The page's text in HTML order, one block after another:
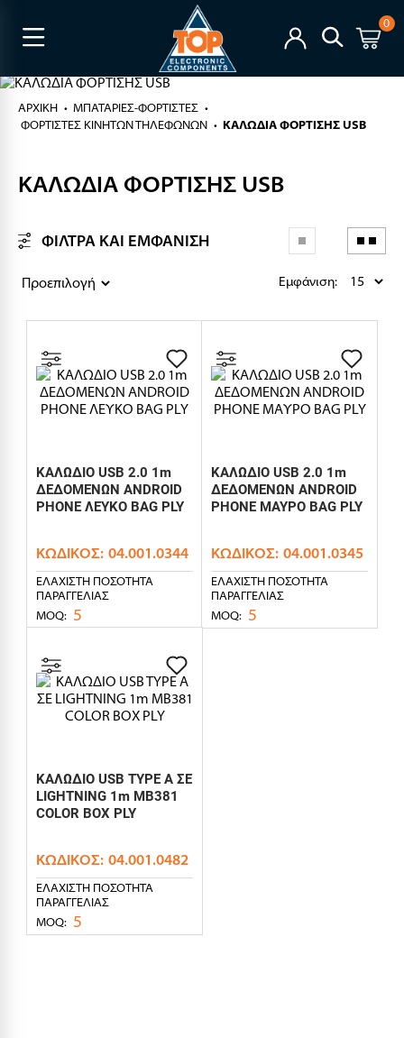
0
ΑΡΧΙΚΉ
ΜΠΑΤΑΡΙΕΣ-ΦΟΡΤΙΣΤΕΣ
ΦΟΡΤΙΣΤΕΣ ΚΙΝΗΤΩΝ ΤΗΛΕΦΩΝΩΝ
ΚΑΛΩΔΙΑ ΦΟΡΤΙΣΗΣ USB
ΚΑΛΩΔΙΑ ΦΟΡΤΙΣΗΣ USB
ΦΙΛΤΡΑ ΚΑΙ ΕΜΦΑΝΙΣΗ
Εμφάνιση:
ΚΑΛΩΔΙΟ USB 2.0 1m
ΔΕΔΟΜΕΝΩΝ ANDROID
PHONE ΛΕΥΚΟ BAG PLY
ΚΩΔΙΚΌΣ: 04.001.0344
ΕΛΆΧΙΣΤΗ ΠΟΣΌΤΗΤΑ
ΠΑΡΑΓΓΕΛΊΑΣ
MOQ: 5
ΚΑΛΩΔΙΟ USB 2.0 1m
ΔΕΔΟΜΕΝΩΝ ANDROID
PHONE ΜΑΥΡΟ BAG PLY
ΚΩΔΙΚΌΣ: 04.001.0345
ΕΛΆΧΙΣΤΗ ΠΟΣΌΤΗΤΑ
ΠΑΡΑΓΓΕΛΊΑΣ
MOQ: 5
ΚΑΛΩΔΙΟ USB TYPE A ΣΕ
LIGHTNING 1m MB381
COLOR BOX PLY
ΚΩΔΙΚΌΣ: 04.001.0482
ΕΛΆΧΙΣΤΗ ΠΟΣΌΤΗΤΑ
ΠΑΡΑΓΓΕΛΊΑΣ
MOQ: 5